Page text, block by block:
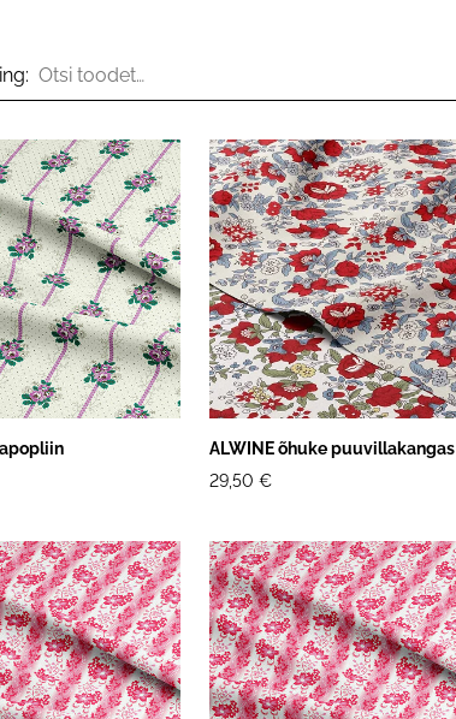
ALWINE õhuke puuvillakangas
29,50 €